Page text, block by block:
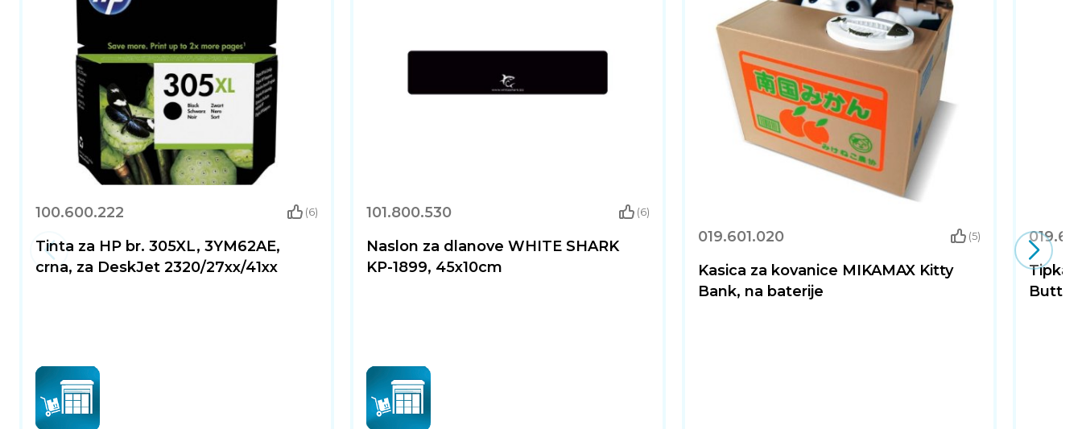
100.600.222 (6)
Tinta za HP br. 305XL, 3YM62AE,
crna, za DeskJet 2320/27xx/41xx
101.800.530 (6)
Naslon za dlanove WHITE SHARK
KP-1899, 45x10cm
019.601.020 (5)
Kasica za kovanice MIKAMAX Kitty
Bank, na baterije
Tipka
Button